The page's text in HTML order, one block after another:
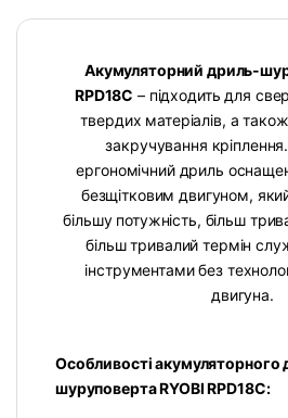
Акумуляторний дриль-
RPD18C – підходить для
твердих матеріалів, а
закручування
ергономічний дриль
безщітковим двигуном,
більшу потужність, більш
більш тривалий термін
інструментами без
двигуна.
Особливості акумуляторного
шуруповерта RYOBI RPD18C: